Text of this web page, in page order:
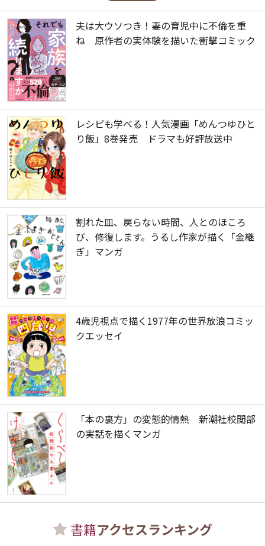
夫は大ウソつき！妻の育児中に不倫を重
ね 原作者の実体験を描いた衝撃コミック
レシピも学べる！人気漫画「めんつゆひと
り飯」8巻発売 ドラマも好評放送中
割れた皿、戻らない時間、人とのほころ
び、修復します。うるし作家が描く「金継
ぎ」マンガ
4歳児視点で描く1977年の世界放浪コミッ
クエッセイ
「本の裏方」の変態的情熱 新潮社校閲部
の実話を描くマンガ
書籍アクセスランキング